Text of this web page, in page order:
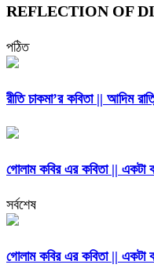
REFLECTION OF
পঠিত
রীতি চাকমা’র কবিতা || আদিম
গোলাম কবির এর কবিতা || একটা
সর্বশেষ
গোলাম কবির এর কবিতা || একটা